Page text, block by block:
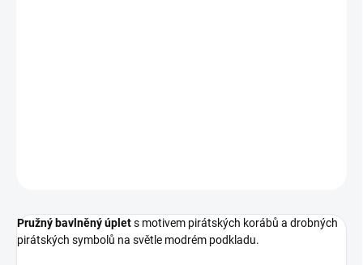
Pružný bavlněný úplets motivem pirátských korábů a drobných
pirátských symbolů na světle modrém podkladu.